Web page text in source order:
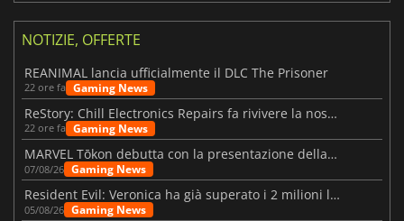
NOTIZIE, OFFERTE
REANIMAL lancia ufficialmente il DLC The Prisoner
22 ore fa Gaming News
ReStory: Chill Electronics Repairs fa rivivere la nostalgia degli anni 2000
22 ore fa Gaming News
MARVEL Tōkon debutta con la presentazione della roadmap per il primo anno
07/08/26 Gaming News
Resident Evil: Veronica ha già superato i 2 milioni liste dei desideri
05/08/26 Gaming News